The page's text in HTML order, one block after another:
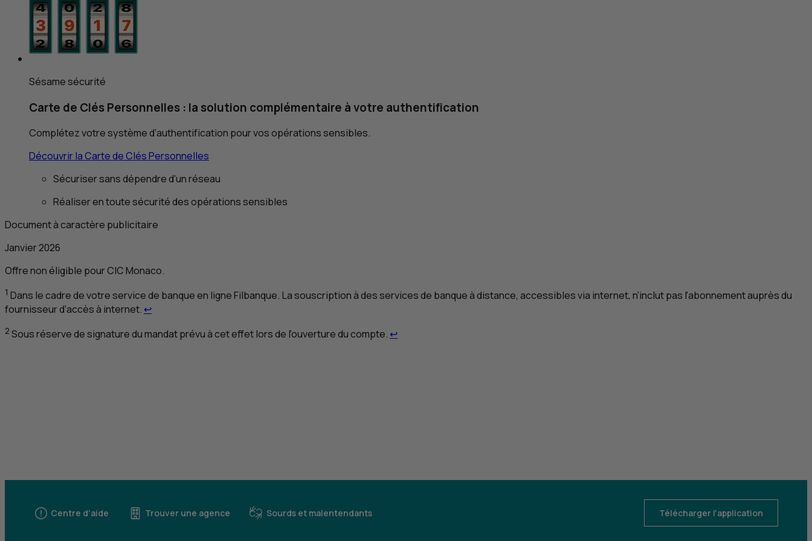
Sésame sécurité
Carte de Clés Personnelles : la solution complémentaire à votre authentification
Complétez votre système d’authentification pour vos opérations sensibles.
Découvrir la Carte de Clés Personnelles
Sécuriser sans dépendre d'un réseau
Réaliser en toute sécurité des opérations sensibles
Document à caractère publicitaire
Janvier 2026
Offre non éligible pourCICMonaco.
1 Dans le cadre de votre service de banque en ligne Filbanque. La souscription à des services de banque à distance, accessibles via internet, n’inclut pas l’abonnement auprès du
fournisseur d’accès à internet. ↩Retour au renvoi 1
2 Sous réserve de signature du mandat prévu à cet effet lors de l’ouverture du compte. ↩Retour au renvoi 2
Centre d'aide Trouver une agence Sourds et malentendants Télécharger l'application